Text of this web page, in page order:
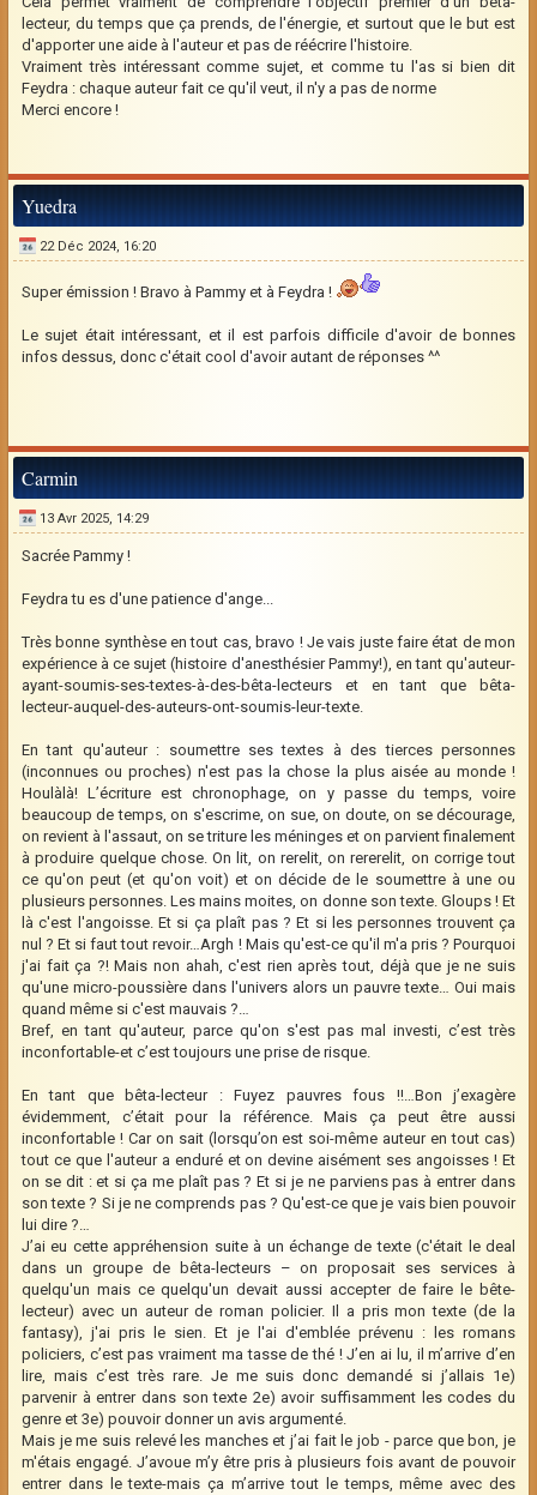
lecteur, du temps que ça prends, de l'énergie, et surtout que le but est
d'apporter une aide à l'auteur et pas de réécrire l'histoire.
Vraiment très intéressant comme sujet, et comme tu l'as si bien dit
Feydra : chaque auteur fait ce qu'il veut, il n'y a pas de norme
Merci encore !
Yuedra
22 Déc 2024, 16:20
Super émission ! Bravo à Pammy et à Feydra !
Le sujet était intéressant, et il est parfois difficile d'avoir de bonnes
infos dessus, donc c'était cool d'avoir autant de réponses ^^
Carmin
13 Avr 2025, 14:29
Sacrée Pammy !
Feydra tu es d'une patience d'ange...
Très bonne synthèse en tout cas, bravo ! Je vais juste faire état de mon
expérience à ce sujet (histoire d'anesthésier Pammy!), en tant qu'auteur-
ayant-soumis-ses-textes-à-des-bêta-lecteurs et en tant que bêta-
lecteur-auquel-des-auteurs-ont-soumis-leur-texte.
En tant qu'auteur : soumettre ses textes à des tierces personnes
(inconnues ou proches) n'est pas la chose la plus aisée au monde !
Houlàlà! L’écriture est chronophage, on y passe du temps, voire
beaucoup de temps, on s'escrime, on sue, on doute, on se décourage,
on revient à l'assaut, on se triture les méninges et on parvient finalement
à produire quelque chose. On lit, on rerelit, on rererelit, on corrige tout
ce qu'on peut (et qu'on voit) et on décide de le soumettre à une ou
plusieurs personnes. Les mains moites, on donne son texte. Gloups ! Et
là c'est l'angoisse. Et si ça plaît pas ? Et si les personnes trouvent ça
nul ? Et si faut tout revoir…Argh ! Mais qu'est-ce qu'il m'a pris ? Pourquoi
j'ai fait ça ?! Mais non ahah, c'est rien après tout, déjà que je ne suis
qu'une micro-poussière dans l'univers alors un pauvre texte… Oui mais
quand même si c'est mauvais ?…
Bref, en tant qu'auteur, parce qu'on s'est pas mal investi, c’est très
inconfortable-et c’est toujours une prise de risque.
En tant que bêta-lecteur : Fuyez pauvres fous !!…Bon j’exagère
évidemment, c’était pour la référence. Mais ça peut être aussi
inconfortable ! Car on sait (lorsqu’on est soi-même auteur en tout cas)
tout ce que l'auteur a enduré et on devine aisément ses angoisses ! Et
on se dit : et si ça me plaît pas ? Et si je ne parviens pas à entrer dans
son texte ? Si je ne comprends pas ? Qu'est-ce que je vais bien pouvoir
lui dire ?…
J’ai eu cette appréhension suite à un échange de texte (c'était le deal
dans un groupe de bêta-lecteurs – on proposait ses services à
quelqu'un mais ce quelqu'un devait aussi accepter de faire le bête-
lecteur) avec un auteur de roman policier. Il a pris mon texte (de la
fantasy), j'ai pris le sien. Et je l'ai d'emblée prévenu : les romans
policiers, c’est pas vraiment ma tasse de thé ! J’en ai lu, il m’arrive d’en
lire, mais c’est très rare. Je me suis donc demandé si j’allais 1e)
parvenir à entrer dans son texte 2e) avoir suffisamment les codes du
genre et 3e) pouvoir donner un avis argumenté.
Mais je me suis relevé les manches et j’ai fait le job - parce que bon, je
m'étais engagé. J’avoue m’y être pris à plusieurs fois avant de pouvoir
entrer dans le texte-mais ça m’arrive tout le temps, même avec des